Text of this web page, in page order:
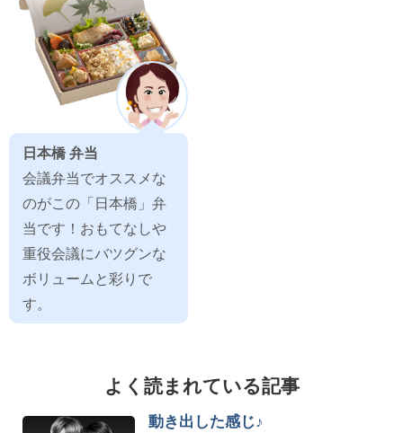
日本橋 弁当
会議弁当でオススメな
のがこの「日本橋」弁
当です！おもてなしや
重役会議にバツグンな
ボリュームと彩りで
す。
よく読まれている記事
動き出した感じ♪